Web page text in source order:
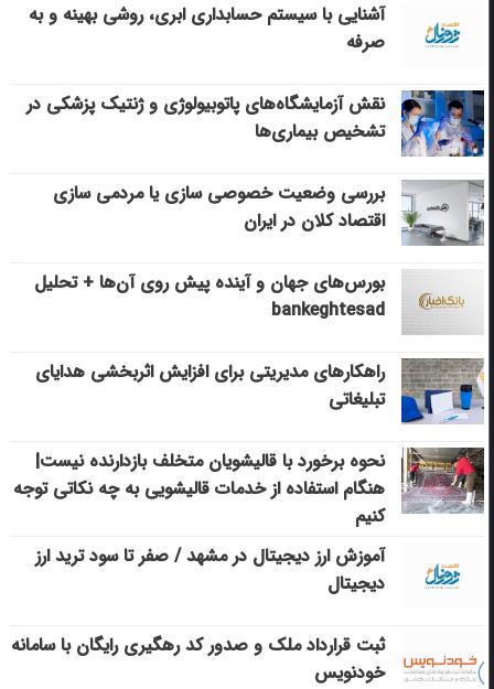
آشنایی با سیستم حسابداری ابری، روشی بهینه و به
صرفه
نقش آزمایشگاه‌های پاتوبیولوژی و ژنتیک پزشکی در
تشخیص بیماری‌ها
بررسی وضعیت خصوصی سازی یا مردمی سازی
اقتصاد کلان در ایران
بورس‌های جهان و آینده پیش روی آن‌ها + تحلیل
bankeghtesad
راهکارهای مدیریتی برای افزایش اثربخشی هدایای
تبلیغاتی
نحوه برخورد با قالیشویان متخلف بازدارنده نیست|
هنگام استفاده از خدمات قالیشویی به چه نکاتی توجه
کنیم
آموزش ارز دیجیتال در مشهد / صفر تا سود ترید ارز
دیجیتال
ثبت قرارداد ملک و صدور کد رهگیری رایگان با سامانه
خودنویس